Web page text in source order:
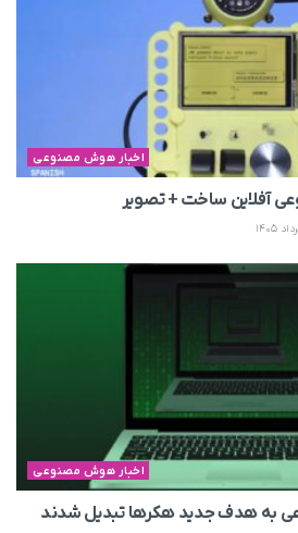
اخبار هوش مصنوعی
آفلاین ساخت + تصویر
اخبار هوش مصنوعی
هدف جدید هکرها تبدیل شدند